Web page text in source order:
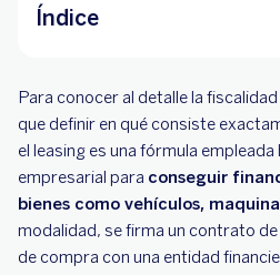
Índice
Fiscalidad del leasing,
las deducciones
Otras fórmulas con
Para conocer al detalle la fiscalidad
que definir en qué consiste
el leasing es una fórmula
empresarial para conseguir
bienes como vehículos,
modalidad, se firma un contrato
de compra con una entidad